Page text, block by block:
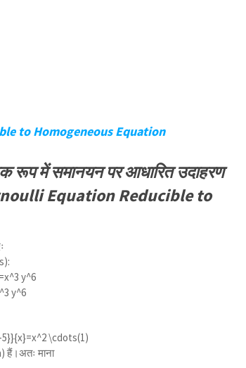
to Homogeneous Equation
रूप में समानयन पर आधारित उदाहरण
Equation Reducible to
y^6
y^6
\cdots(1)
हैं।अतः माना